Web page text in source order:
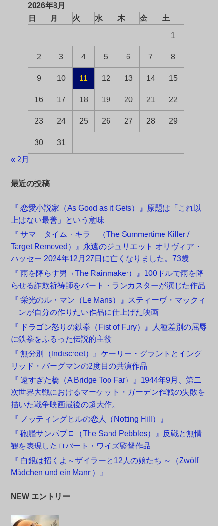
2026年8月
日
月 火 水 木 金 土
1
2 3 4 5 6 7 8
9 10 11 12 13 14 15
16 17 18 19 20 21 22
23 24 25 26 27 28 29
30 31
« 2月
最近の投稿
『 恋愛小説家（As Good as it Gets）』原題は「これ以
上はない最善」という意味
『 サマータイム・キラー（The Summertime Killer /
Target Removed）』永遠のジュリエット オリヴィア・
ハッセー 2024年12月27日に亡くなりました。73歳
『 雨を降らす男（The Rainmaker）』100ドルで雨を降
らせる詐欺祈祷師をバート・ランカスターが演じた作品
『 栄光のル・マン（Le Mans）』スティーヴ・マックィ
ーンが自分の作りたい作品に仕上げた映画
『 ドラゴン怒りの鉄拳（Fist of Fury）』人種差別の屈辱
に鉄拳をふるった伝説的主役
『 無分別（Indiscreet）』ケーリー・グラントとイング
リッド・バーグマンの2度目の共演作品
『 遠すぎた橋（A Bridge Too Far）』1944年9月、第二
次世界大戦におけるマーケット・ガーデン作戦の失敗を
描いた戦争映画最後の超大作。
『 ノッティングヒルの恋人（Notting Hill）』
『 砲艦サンパブロ（The Sand Pebbles）』反戦と無情
観を表現したロバート・ワイズ監督作品
『 白銀は招くよ～ザイラーと12人の娘たち ～（Zwölf
Mädchen und ein Mann）』
NEW エントリー